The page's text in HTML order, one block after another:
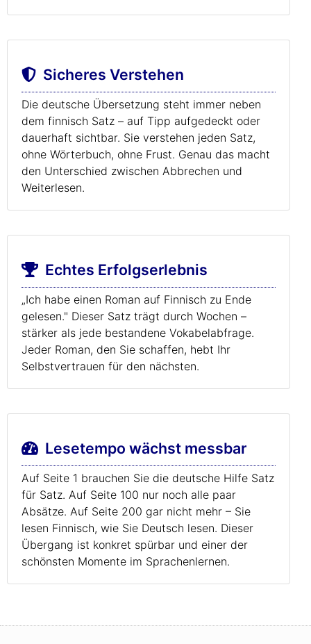
Sicheres Verstehen
Die deutsche Übersetzung steht immer neben
dem finnisch Satz – auf Tipp aufgedeckt oder
dauerhaft sichtbar. Sie verstehen jeden Satz,
ohne Wörterbuch, ohne Frust. Genau das macht
den Unterschied zwischen Abbrechen und
Weiterlesen.
Echtes Erfolgserlebnis
„Ich habe einen Roman auf Finnisch zu Ende
gelesen." Dieser Satz trägt durch Wochen –
stärker als jede bestandene Vokabelabfrage.
Jeder Roman, den Sie schaffen, hebt Ihr
Selbstvertrauen für den nächsten.
Lesetempo wächst messbar
Auf Seite 1 brauchen Sie die deutsche Hilfe Satz
für Satz. Auf Seite 100 nur noch alle paar
Absätze. Auf Seite 200 gar nicht mehr – Sie
lesen Finnisch, wie Sie Deutsch lesen. Dieser
Übergang ist konkret spürbar und einer der
schönsten Momente im Sprachenlernen.